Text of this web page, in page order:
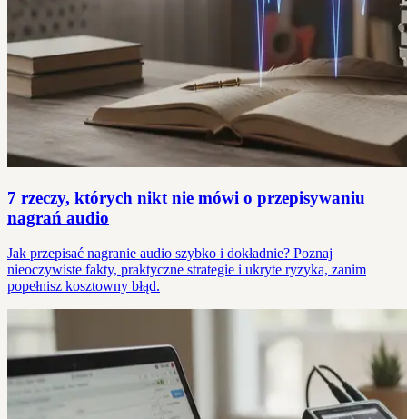
7 rzeczy, których nikt nie mówi o przepisywaniu
nagrań audio
Jak przepisać nagranie audio szybko i dokładnie? Poznaj
nieoczywiste fakty, praktyczne strategie i ukryte ryzyka, zanim
popełnisz kosztowny błąd.